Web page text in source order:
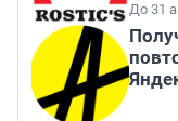
До 31